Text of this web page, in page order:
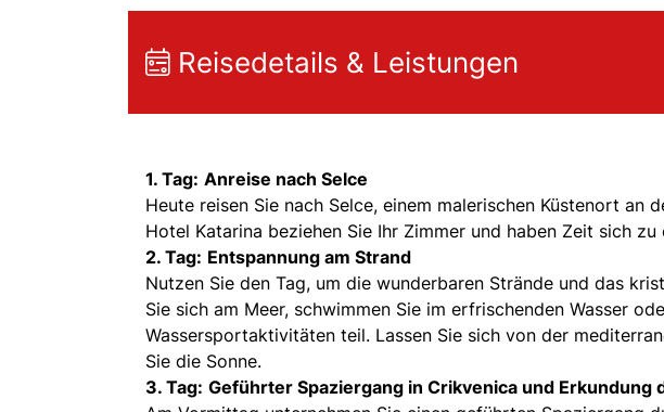
Reisedetails & Leistungen
1. Tag: Anreise nach Selce
Heute reisen Sie nach Selce, einem malerischen Küstenort an
Hotel Katarina beziehen Sie Ihr Zimmer und haben Zeit sich zu
2. Tag: Entspannung am Strand
Nutzen Sie den Tag, um die wunderbaren Strände und das
Sie sich am Meer, schwimmen Sie im erfrischenden Wasser
Wassersportaktivitäten teil. Lassen Sie sich von der
Sie die Sonne.
3. Tag: Geführter Spaziergang in Crikvenica und Erkundung